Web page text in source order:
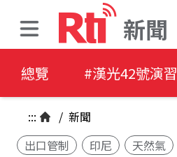
新聞
總覽 #漢光42號演習
::: / 新聞
出口管制
印尼 天然氣